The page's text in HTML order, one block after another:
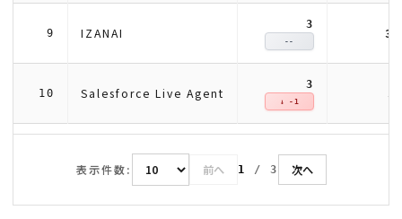
9 IZANAI
3
--
10 Salesforce Live Agent
3
↓ -1
表示件数: 前へ 1 / 3 次へ